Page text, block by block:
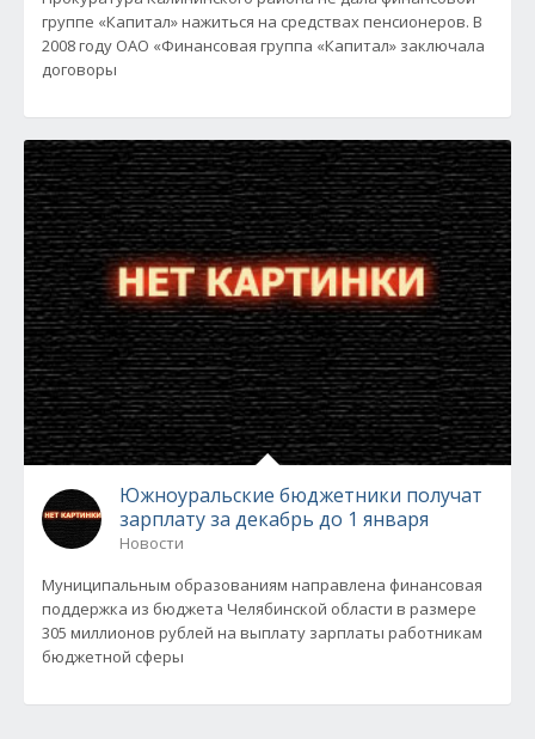
группе «Капитал» нажиться на средствах пенсионеров. В
2008 году ОАО «Финансовая группа «Капитал» заключала
договоры
Южноуральские бюджетники получат
зарплату за декабрь до 1 января
Новости
Муниципальным образованиям направлена финансовая
поддержка из бюджета Челябинской области в размере
305 миллионов рублей на выплату зарплаты работникам
бюджетной сферы